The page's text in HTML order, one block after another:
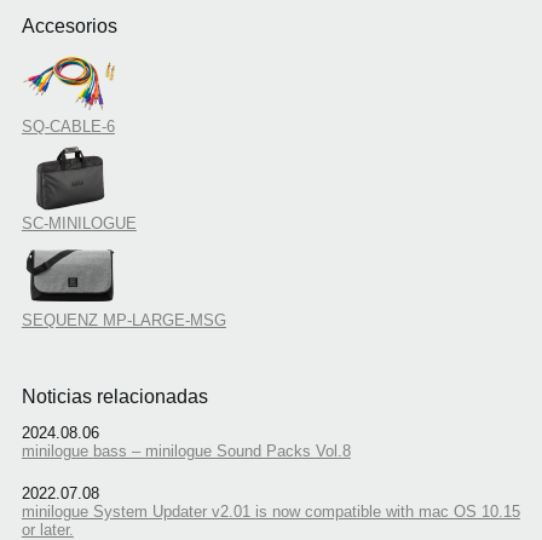
Accesorios
SQ-CABLE-6
SC-MINILOGUE
SEQUENZ MP-LARGE-MSG
Noticias relacionadas
2024.08.06
minilogue bass – minilogue Sound Packs Vol.8
2022.07.08
minilogue System Updater v2.01 is now compatible with mac OS 10.15
or later.